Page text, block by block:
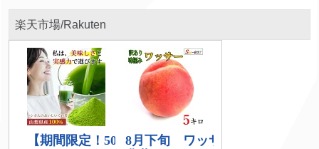
楽天市場/Rakuten